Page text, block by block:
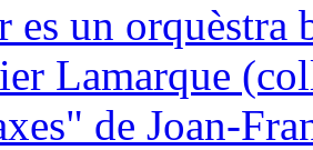
es un orquèstra
Lamarque
de Joan-